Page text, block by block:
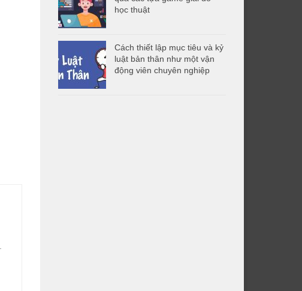
học thuật
Cách thiết lập mục tiêu và kỷ
luật bản thân như một vận
động viên chuyên nghiệp